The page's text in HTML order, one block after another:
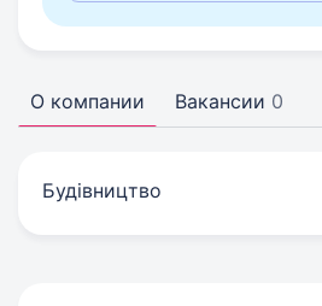
О компании Вакансии 0
Будівництво